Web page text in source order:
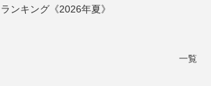
ンキング《2026年夏》
一覧